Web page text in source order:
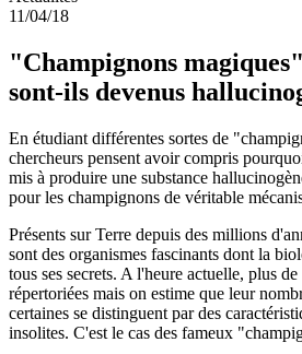
11/04/18
"Champignons
sont-ils devenus
En étudiant différentes sortes de
chercheurs pensent avoir compris
mis à produire une substance
pour les champignons de véritable
Présents sur Terre depuis des millions
sont des organismes fascinants dont la
tous ses secrets. A l'heure actuelle, plus
répertoriées mais on estime que leur
certaines se distinguent par des
insolites. C'est le cas des fameux